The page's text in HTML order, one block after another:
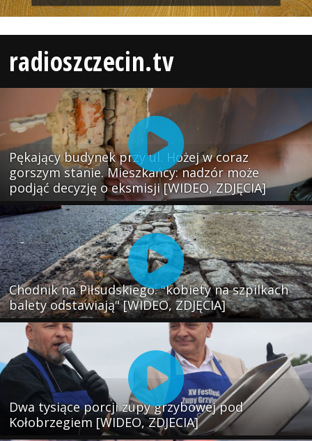
radioszczecin.tv
Pękający budynek przy ul. Hożej w coraz
gorszym stanie. Mieszkańcy: nadzór może
podjąć decyzję o eksmisji [WIDEO, ZDJĘCIA]
Chodnik na Piłsudskiego: "kobiety na szpilkach
balety odstawiają" [WIDEO, ZDJĘCIA]
Dwa tysiące porcji zupy grzybowej pod
Kołobrzegiem [WIDEO, ZDJECIA]